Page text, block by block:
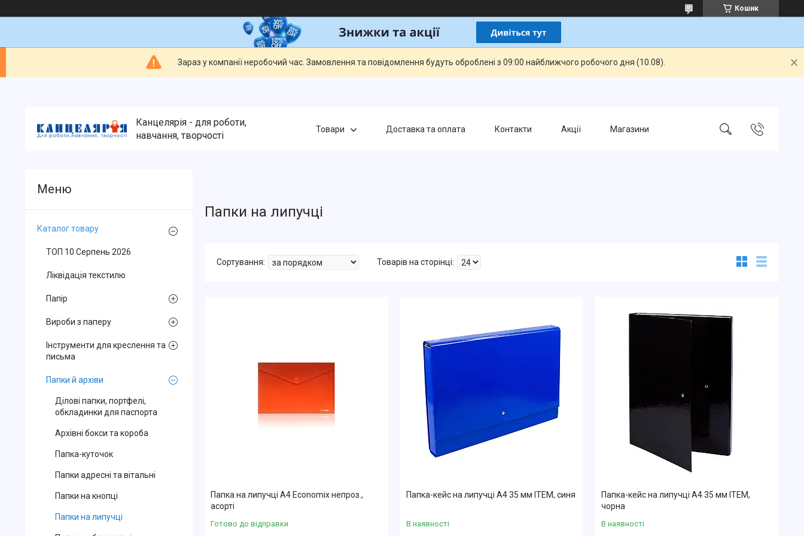
Кошик
Зараз у компанії неробочий час. Замовлення та повідомлення будуть оброблені з 09:00 найближчого робочого дня (10.08).
Канцелярія - для роботи,
навчання, творчості
Товари Доставка та оплата Контакти Акції Магазини
Папки на липучці
Папка на липучці А4 Economix непроз.,
асорті
Готово до відправки
Папка-кейс на липучці А4 35 мм ITEM, синя
В наявності
Папка-кейс на липучці А4 35 мм ITEM,
чорна
В наявності
Каталог товару
ТОП 10 Серпень 2026
Ліквідація текстилю
Папір
Вироби з паперу
Інструменти для креслення та
письма
Папки й архіви
Ділові папки, портфелі,
обкладинки для паспорта
Архівні бокси та короба
Папка-куточок
Папки адресні та вітальні
Папки на кнопці
Папки на липучці